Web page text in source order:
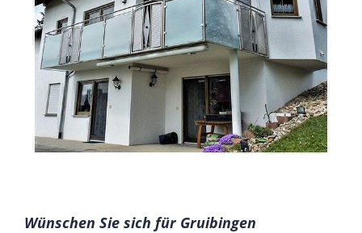
Wünschen Sie sich für Gruibingen